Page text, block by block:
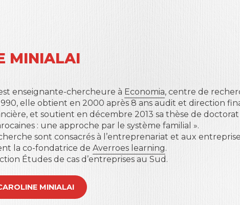
MINIALAI
enseignante-chercheure à Economia, centre de
elle obtient en 2000 après 8 ans audit et direction
et soutient en décembre 2013 sa thèse de
: une approche par le système familial ».
sont consacrés à l’entreprenariat et aux
la co-fondatrice de Averroes learning.
Études de cas d’entreprises au Sud.
MINIALAI